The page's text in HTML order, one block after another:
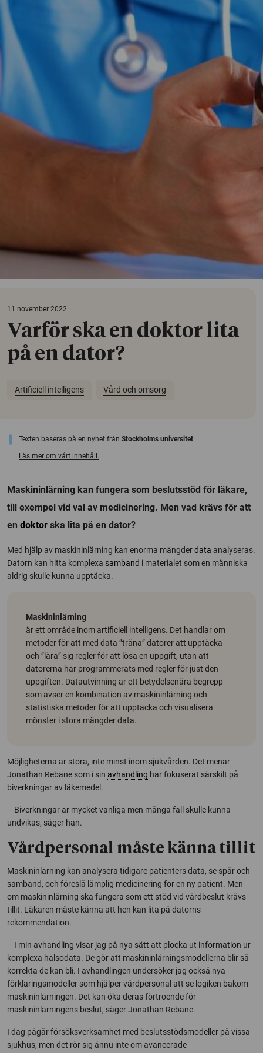
11 november 2022
Varför ska en doktor lita
på en dator?
Artificiell intelligens Vård och omsorg
Texten baseras på en nyhet från Stockholms universitet
Läs mer om vårt innehåll.
Maskininlärning kan fungera som beslutsstöd för läkare,
till exempel vid val av medicinering. Men vad krävs för att
en doktor ska lita på en dator?
Med hjälp av maskininlärning kan enorma mängderdata analyseras.
Datorn kan hitta komplexa samband i materialet som en människa
aldrig skulle kunna upptäcka.
Maskininlärning
är ett område inom artificiell intelligens. Det handlar om
metoder för att med data ”träna” datorer att upptäcka
och ”lära” sig regler för att lösa en uppgift, utan att
datorerna har programmerats med regler för just den
uppgiften. Datautvinning är ett betydelsenära begrepp
som avser en kombination av maskininlärning och
statistiska metoder för att upptäcka och visualisera
mönster i stora mängder data.
Möjligheterna är stora, inte minst inom sjukvården. Det menar
Jonathan Rebane som i sin avhandling har fokuserat särskilt på
biverkningar av läkemedel.
– Biverkningar är mycket vanliga men många fall skulle kunna
undvikas, säger han.
Vårdpersonal måste känna tillit
Maskininlärning kan analysera tidigare patienters data, se spår och
samband, och föreslå lämplig medicinering för en ny patient. Men
om maskininlärning ska fungera som ett stöd vid vårdbeslut krävs
tillit. Läkaren måste känna att hen kan lita på datorns
rekommendation.
– I min avhandling visar jag på nya sätt att plocka ut information ur
komplexa hälsodata. De gör att maskininlärningsmodellerna blir så
korrekta de kan bli. I avhandlingen undersöker jag också nya
förklaringsmodeller som hjälper vårdpersonal att se logiken bakom
maskininlärningen. Det kan öka deras förtroende för
maskininlärningens beslut, säger Jonathan Rebane.
I dag pågår försöksverksamhet med beslutsstödsmodeller på vissa
sjukhus, men det rör sig ännu inte om avancerade